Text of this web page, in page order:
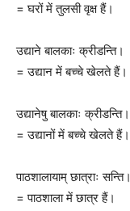
= घरों में तुलसी वृक्ष हैं।
उद्याने बालकाः क्रीडन्ति।
= उद्यान में बच्चे खेलते हैं।
उद्यानेषु बालकाः क्रीडन्ति।
= उद्यानों में बच्चे खेलते हैं।
पाठशालायाम् छात्राः सन्ति।
= पाठशाला में छात्र हैं।